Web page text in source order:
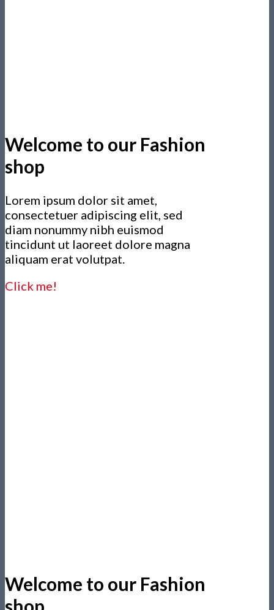
Welcome to our Fashion
shop
Lorem ipsum dolor sit amet,
consectetuer adipiscing elit, sed
diam nonummy nibh euismod
tincidunt ut laoreet dolore magna
aliquam erat volutpat.
Click me!
Welcome to our Fashion